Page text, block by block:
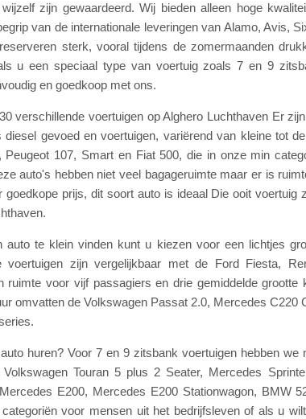
zijn gewaardeerd. Wij bieden alleen hoge
van de internationale leveringen van Alamo, Avis,
sterk, vooral tijdens de zomermaanden
u een speciaal type van voertuig zoals 7 en 9
en goedkoop met ons.
verschillende voertuigen op Alghero Luchthaven Er
diesel gevoed en voertuigen, variërend van kleine tot
Peugeot 107, Smart en Fiat 500, die in onze min
auto's hebben niet veel bagageruimte maar er is
goedkope prijs, dit soort auto is ideaal Die ooit
te klein vinden kunt u kiezen voor een lichtjes
voertuigen zijn vergelijkbaar met de Ford Fiesta,
ruimte voor vijf passagiers en drie gemiddelde grootte
omvatten de Volkswagen Passat 2.0, Mercedes C220
huren? Voor 7 en 9 zitsbank voertuigen hebben
Touran 5 plus 2 Seater, Mercedes
E200, Mercedes E200 Stationwagon, BMW
voor mensen uit het bedrijfsleven of als u